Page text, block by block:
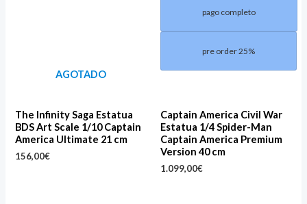
pago completo
pre order 25%
AGOTADO
The Infinity Saga Estatua
BDS Art Scale 1/10 Captain
America Ultimate 21 cm
156,00€
Captain America Civil War
Estatua 1/4 Spider-Man
Captain America Premium
Version 40 cm
1.099,00€